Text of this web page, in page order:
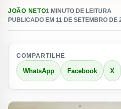
JOÃO NETO1 MINUTO DE LEITURA
PUBLICADO EM 11 DE SETEMBRO DE
COMPARTILHE
WhatsApp Facebook X